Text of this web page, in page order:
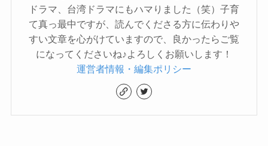
ドラマ、台湾ドラマにもハマりました（笑）子育
て真っ最中ですが、読んでくださる方に伝わりや
すい文章を心がけていますので、良かったらご覧
になってくださいね♪よろしくお願いします！
運営者情報・編集ポリシー